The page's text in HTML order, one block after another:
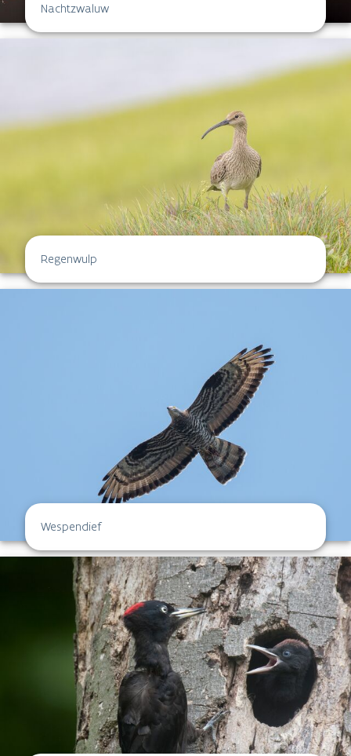
Nachtzwaluw
Regenwulp
Wespendief